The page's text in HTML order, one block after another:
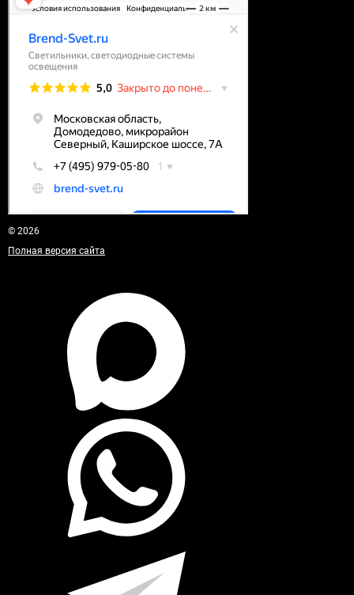
© 2026
Полная версия сайта